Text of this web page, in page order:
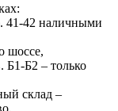
41-42 наличными
шоссе,
Б1-Б2 – только
склад –